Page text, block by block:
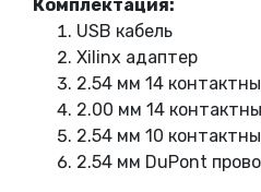
Комплектация:
USB кабель
Xilinx адаптер
2.54 мм 14
2.00 мм 14
2.54 мм 10
2.54 мм DuPont